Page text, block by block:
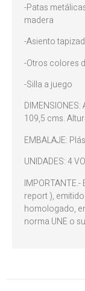
-Patas
madera
-Asiento
-Otros colores
-Silla a juego
109,5 cms.
EMBALAJE:
UNIDADES: 4
report ),
homologado,
norma UNE o